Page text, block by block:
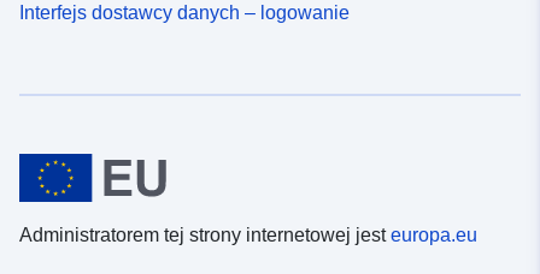
Interfejs dostawcy danych – logowanie
Administratorem tej strony internetowej jesteuropa.eu